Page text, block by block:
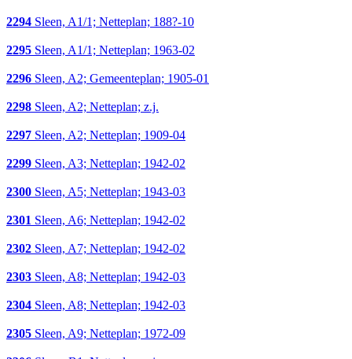
2294 Sleen, A1/1; Netteplan; 188?-10
2295 Sleen, A1/1; Netteplan; 1963-02
2296 Sleen, A2; Gemeenteplan; 1905-01
2298 Sleen, A2; Netteplan; z.j.
2297 Sleen, A2; Netteplan; 1909-04
2299 Sleen, A3; Netteplan; 1942-02
2300 Sleen, A5; Netteplan; 1943-03
2301 Sleen, A6; Netteplan; 1942-02
2302 Sleen, A7; Netteplan; 1942-02
2303 Sleen, A8; Netteplan; 1942-03
2304 Sleen, A8; Netteplan; 1942-03
2305 Sleen, A9; Netteplan; 1972-09